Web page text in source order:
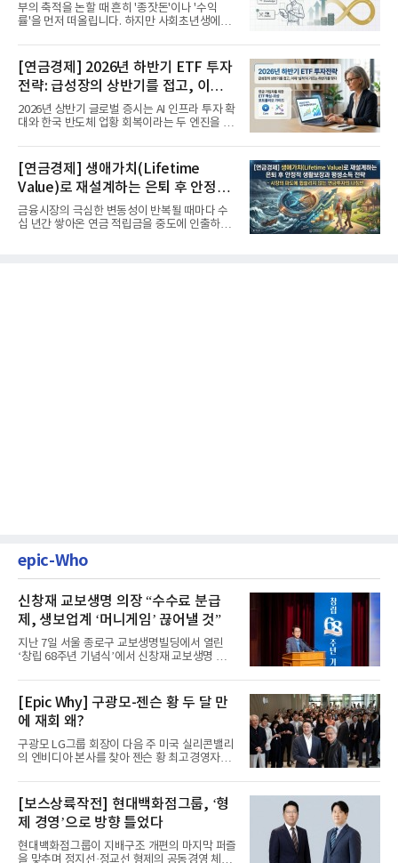
부의 축적을 논할 때 흔히 '종잣돈'이나 '수익
률'을 먼저 떠올립니다. 하지만 사회초년생에게
[연금경제] 2026년 하반기 ETF 투자
전략: 급성장의 상반기를 접고, 이제
'실적'이 가르는 하반기를 맞다
2026년 상반기 글로벌 증시는 AI 인프라 투자 확
대와 한국 반도체 업황 회복이라는 두 엔진을 달
[연금경제] 생애가치(Lifetime
Value)로 재설계하는 은퇴 후 안정적
생활보장과 평생소득 전략
금융시장의 극심한 변동성이 반복될 때마다 수
십 년간 쌓아온 연금 적립금을 중도에 인출하거
epic-Who
신창재 교보생명 의장 “수수료 분급
제, 생보업계 ‘머니게임’ 끊어낼 것”
지난 7일 서울 종로구 교보생명빌딩에서 열린
‘창립 68주년 기념식’에서 신창재 교보생명 대
[Epic Why] 구광모-젠슨 황 두 달 만
에 재회 왜?
구광모 LG그룹 회장이 다음 주 미국 실리콘밸리
의 엔비디아 본사를 찾아 젠슨 황 최고경영자
[보스상륙작전] 현대백화점그룹, ‘형
제 경영’으로 방향 틀었다
현대백화점그룹이 지배구조 개편의 마지막 퍼즐
을 맞추며 정지선·정교선 형제의 공동경영 체제